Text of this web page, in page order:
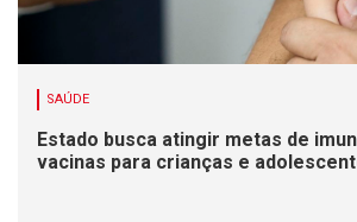
SAÚDE
Estado busca atingir metas de
vacinas para crianças e